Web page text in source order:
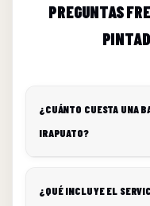
PREGUNTAS
¿CUÁNTO CUESTA UNA
IRAPUATO?
¿QUÉ INCLUYE EL